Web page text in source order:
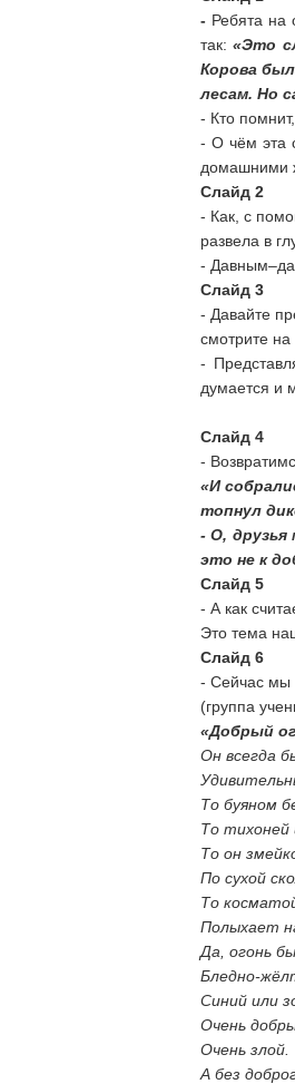
- Ребята на
так:«Это
Корова
лесам. Но
- Кто
- О чём эта
домашними
Слайд 2
- Как, с
развела в
-
Слайд 3
- Давайте
смотрите
-
думается и
Слайд 4
-
«И
топнул
- О,
это не к
Слайд 5
- А как
Это тема
Слайд 6
- Сейчас мы
(группа
«Добрый
Он всегда
То буяном
То тихоней
То он
По сухой
То
Полыхает
Да, огонь
Бледно-
Синий или
Очень
Очень злой.
А без